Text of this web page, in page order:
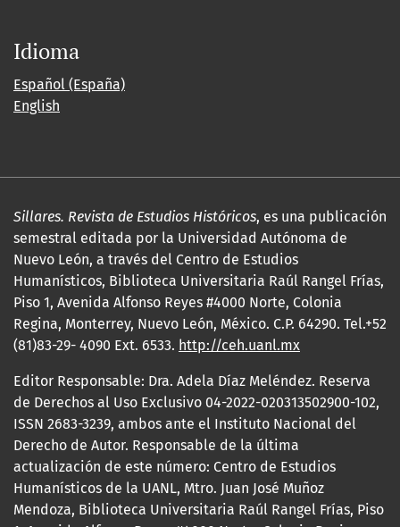
Idioma
Español (España)
English
Sillares. Revista de Estudios Históricos, es una publicación
semestral editada por la Universidad Autónoma de
Nuevo León, a través del Centro de Estudios
Humanísticos, Biblioteca Universitaria Raúl Rangel Frías,
Piso 1, Avenida Alfonso Reyes #4000 Norte, Colonia
Regina, Monterrey, Nuevo León, México. C.P. 64290. Tel.+52
(81)83-29- 4090 Ext. 6533. http://ceh.uanl.mx
Editor Responsable: Dra. Adela Díaz Meléndez. Reserva
de Derechos al Uso Exclusivo 04-2022-020313502900-102,
ISSN 2683-3239, ambos ante el Instituto Nacional del
Derecho de Autor. Responsable de la última
actualización de este número: Centro de Estudios
Humanísticos de la UANL, Mtro. Juan José Muñoz
Mendoza, Biblioteca Universitaria Raúl Rangel Frías, Piso